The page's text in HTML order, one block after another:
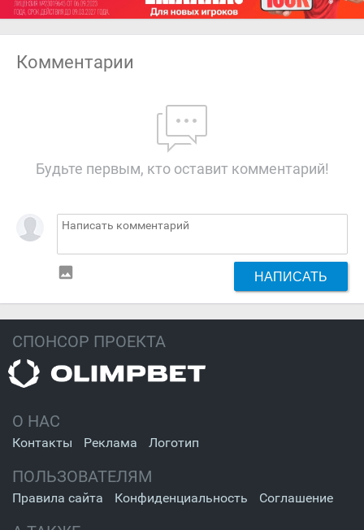
Комментарии
Будьте первым, кто оставит комментарий!
insert_photo НАПИСАТЬ
СПОНСОР ПРОЕКТА
О НАС
Контакты Реклама Логотип
ПОЛЬЗОВАТЕЛЯМ
Правила сайта Конфиденциальность Соглашение